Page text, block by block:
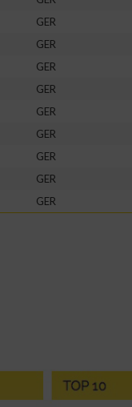
GER
GER
GER
GER
GER
GER
GER
GER
GER